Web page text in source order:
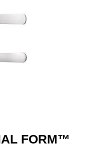
FORM™